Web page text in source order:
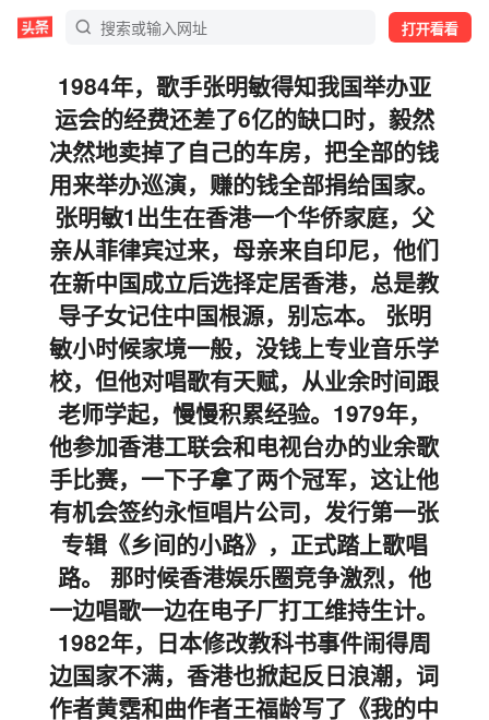
打开看看
1984年，歌手张明敏得知我国举办亚
运会的经费还差了6亿的缺口时，毅然
决然地卖掉了自己的车房，把全部的钱
用来举办巡演，赚的钱全部捐给国家。
张明敏1出生在香港一个华侨家庭，父
亲从菲律宾过来，母亲来自印尼，他们
在新中国成立后选择定居香港，总是教
导子女记住中国根源，别忘本。 张明
敏小时候家境一般，没钱上专业音乐学
校，但他对唱歌有天赋，从业余时间跟
老师学起，慢慢积累经验。1979年，
他参加香港工联会和电视台办的业余歌
手比赛，一下子拿了两个冠军，这让他
有机会签约永恒唱片公司，发行第一张
专辑《乡间的小路》，正式踏上歌唱
路。 那时候香港娱乐圈竞争激烈，他
一边唱歌一边在电子厂打工维持生计。
1982年，日本修改教科书事件闹得周
边国家不满，香港也掀起反日浪潮，词
作者黄霑和曲作者王福龄写了《我的中